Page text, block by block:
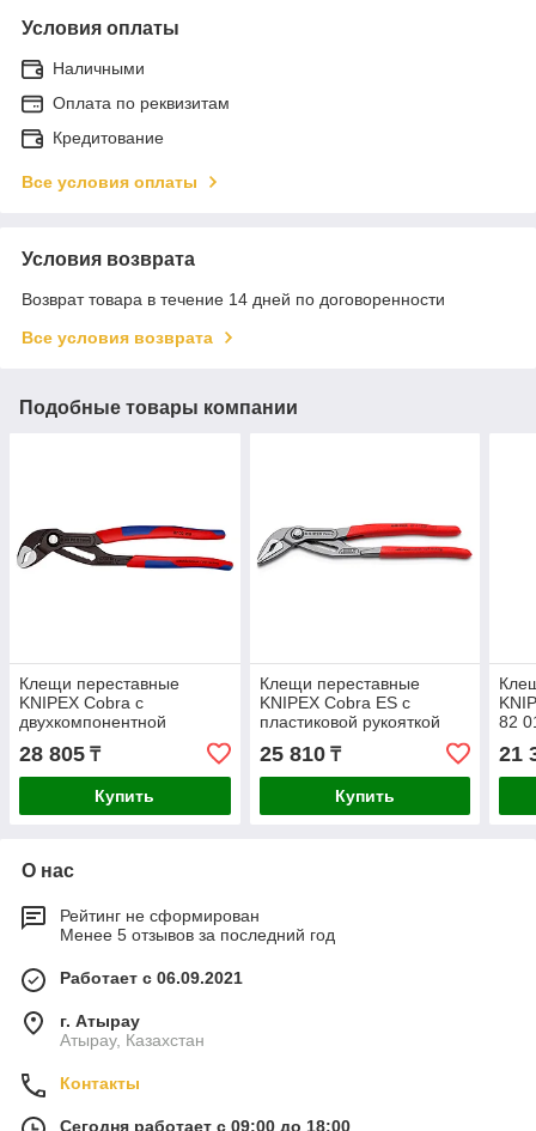
Условия оплаты
Наличными
Оплата по реквизитам
Кредитование
Все условия оплаты
Условия возврата
Возврат товара в течение 14 дней по договоренности
Все условия возврата
Подобные товары компании
Клещи переставные
KNIPEX Cobra с
двухкомпонентной
рукояткой 250мм 8702250
28 805 ₸
Купить
Клещи переставные
KNIPEX Cobra ES с
пластиковой рукояткой
250мм 8751250
25 810₸
Купить
82
21
О нас
Рейтинг не сформирован
Менее 5 отзывов за последний год
Работает с 06.09.2021
г. Атырау
Атырау, Казахстан
Контакты
Сегодня работает с 09:00 до 18:00